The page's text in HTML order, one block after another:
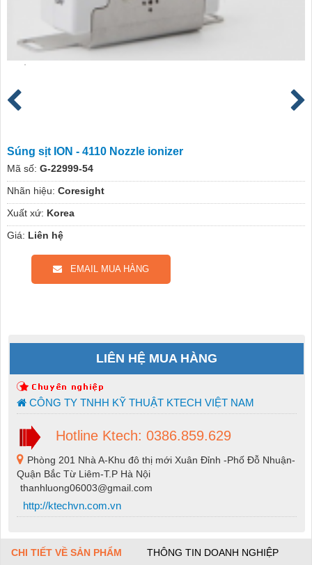
Súng sịt ION - 4110 Nozzle ionizer
Mã số: G-22999-54
Nhãn hiệu: Coresight
Xuất xứ: Korea
Giá: Liên hệ
EMAIL MUA HÀNG
LIÊN HỆ MUA HÀNG
CÔNG TY TNHH KỸ THUẬT KTECH VIỆT NAM
Hotline Ktech: 0386.859.629
Phòng 201 Nhà A-Khu đô thị mới Xuân Đỉnh -Phố Đỗ Nhuận-
Quận Bắc Từ Liêm-T.P Hà Nội
thanhluong06003@gmail.com
http://ktechvn.com.vn
CHI TIẾT VỀ SẢN PHẨM THÔNG TIN DOANH NGHIỆP